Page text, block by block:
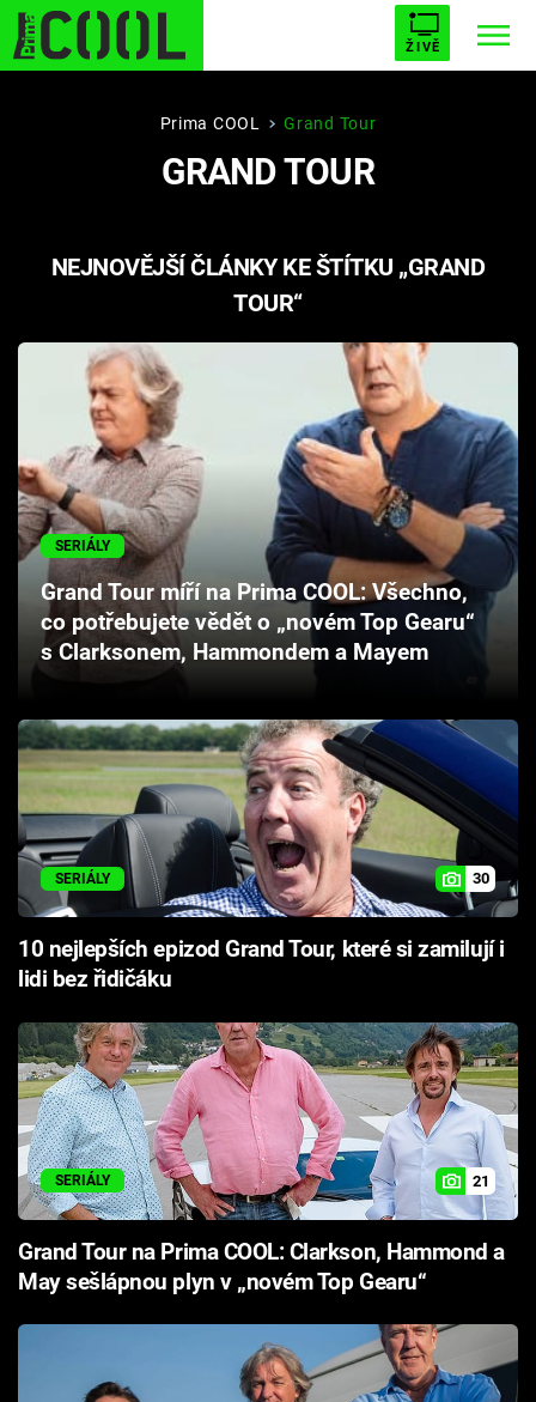
ŽIVĚ
STARHOUSE BUFFY, PŘEMOŽITELKA UPÍRŮ
PLNEJ KOTEL AVENGERS 5
Filmy
Seriály
Hry
Cool Esport
Pořady
TV Program
Sledujte prima+
Přihlášení
Sledujte nás
Prima COOL Grand Tour
GRAND TOUR
NEJNOVĚJŠÍ ČLÁNKY KE ŠTÍTKU „GRAND
TOUR“
SERIÁLY
Grand Tour míří na Prima COOL: Všechno,
co potřebujete vědět o „novém Top Gearu“
s Clarksonem, Hammondem a Mayem
SERIÁLY 30
10 nejlepších epizod Grand Tour, které si zamilují i
lidi bez řidičáku
SERIÁLY 21
Grand Tour na Prima COOL: Clarkson, Hammond a
May sešlápnou plyn v „novém Top Gearu“